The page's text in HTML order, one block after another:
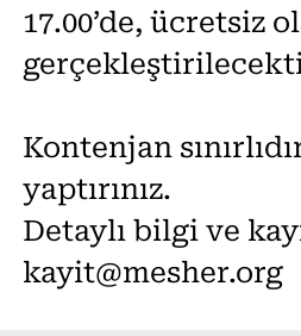
17.00’de, ücretsiz
Kontenjan
yaptırınız.
Detaylı bilgi ve
kayit@mesher.org